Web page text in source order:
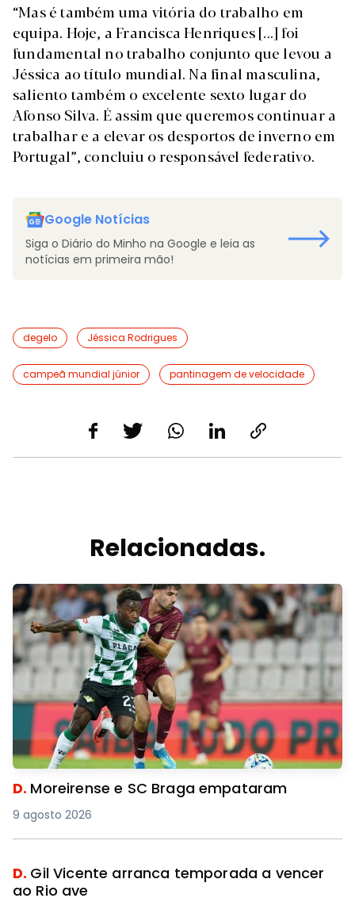
“Mas é também uma vitória do trabalho em
equipa. Hoje, a Francisca Henriques [...] foi
fundamental no trabalho conjunto que levou a
Jéssica ao título mundial. Na final masculina,
saliento também o excelente sexto lugar do
Afonso Silva. É assim que queremos continuar a
trabalhar e a elevar os desportos de inverno em
Portugal”, concluiu o responsável federativo.
Google Notícias
Siga o Diário do Minho na Google e leia as
notícias em primeira mão!
degelo Jéssica Rodrigues
campeã mundial júnior pantinagem de velocidade
Relacionadas.
D. Moreirense e SC Braga empataram
9 agosto 2026
D. Gil Vicente arranca temporada a vencer
ao Rio ave